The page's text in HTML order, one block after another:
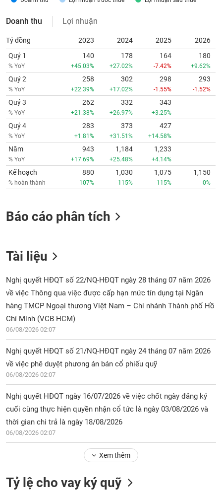
Doanh thu Lợi nhuận
Tỷ đồng 2023 2024 2025
2026
Quý 1
% YoY
140
+45.03%
178
+27.02%
164
-7.42%
180
+9.62%
Quý 2
% YoY
258
+22.39%
302
+17.02%
298
-1.55%
293
-1.52%
Quý 3
% YoY
262
+21.38%
332
+26.97%
343
+3.25%
Quý 4
% YoY
283
+1.81%
373
+31.51%
427
+14.58%
Năm
% YoY
943
+17.69%
1,184
+25.48%
1,233
+4.14%
Kế hoạch
% hoàn thành
880
107%
1,030
115%
1,075
115%
1,150
0%
Báo cáo phân tích
Tài liệu
Nghị quyết HĐQT số 22/NQ-HĐQT ngày 28 tháng 07 năm 2026
về việc Thông qua việc được cấp hạn mức tín dụng tại Ngân
hàng TMCP Ngoại thương Việt Nam – Chi nhánh Thành phố Hồ
Chí Minh (VCB HCM)
06/08/2026 02:07
Nghị quyết HĐQT số 21/NQ-HĐQT ngày 24 tháng 07 năm 2026
về việc phê duyệt phương án bán cổ phiếu quỹ
06/08/2026 02:07
Nghị quyết HĐQT ngày 16/07/2026 về việc chốt ngày đăng ký
cuối cùng thực hiện quyền nhận cổ tức là ngày 03/08/2026 và
thời gian chi trả là ngày 18/08/2026
06/08/2026 02:07
Xem thêm
Tỷ lệ cho vay ký quỹ